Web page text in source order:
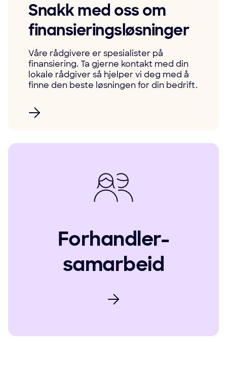
Snakk med oss om
finansieringsløsninger
Våre rådgivere er spesialister på
finansiering. Ta gjerne kontakt med din
lokale rådgiver så hjelper vi deg med å
finne den beste løsningen for din bedrift.
Forhandler-
samarbeid